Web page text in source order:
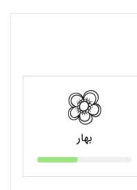
بهار